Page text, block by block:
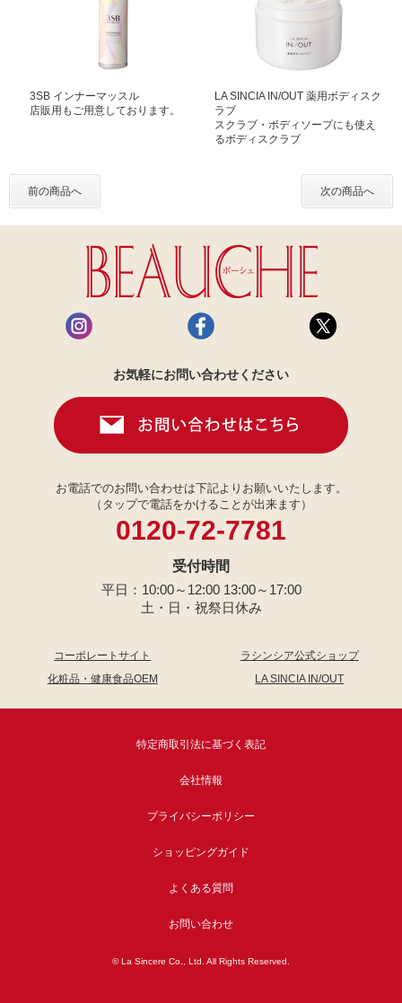
3SB インナーマッスル
店販用もご用意しております。
LA SINCIA IN/OUT 薬用ボディスク
ラブ
スクラブ・ボディソープにも使え
るボディスクラブ
前の商品へ 次の商品へ
お気軽にお問い合わせください
お電話でのお問い合わせは下記よりお願いいたします。
（タップで電話をかけることが出来ます）
0120-72-7781
受付時間
平日：10:00～12:00 13:00～17:00
土・日・祝祭日休み
コーポレートサイト
ラシンシア公式ショップ
化粧品・健康食品OEM
LA SINCIA IN/OUT
特定商取引法に基づく表記
会社情報
プライバシーポリシー
ショッピングガイド
よくある質問
お問い合わせ
© La Sincere Co., Ltd. All Rights Reserved.